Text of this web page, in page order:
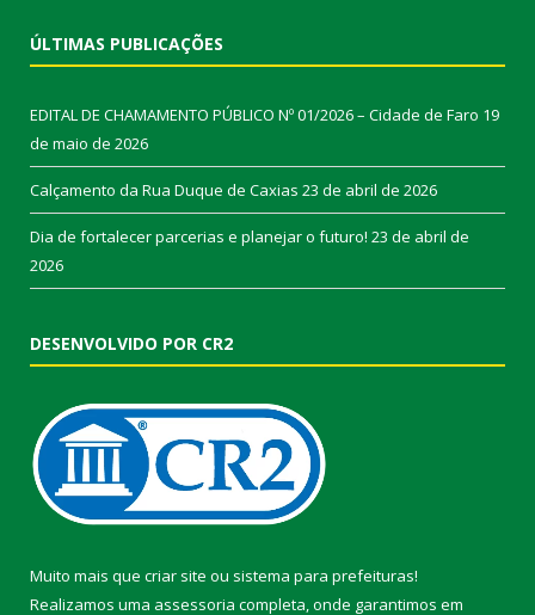
ÚLTIMAS PUBLICAÇÕES
EDITAL DE CHAMAMENTO PÚBLICO Nº 01/2026 – Cidade de Faro 19
de maio de 2026
Calçamento da Rua Duque de Caxias 23 de abril de 2026
Dia de fortalecer parcerias e planejar o futuro! 23 de abril de
2026
DESENVOLVIDO POR CR2
Muito mais que criar site ou sistema para prefeituras!
Realizamos uma assessoria completa, onde garantimos em